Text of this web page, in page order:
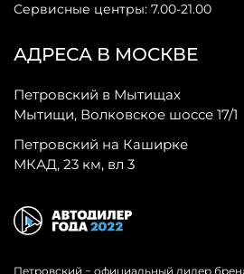
АДРЕСА В МОСКВЕ
Петровский в Мытищах
Мытищи, Волковское шоссе 17/1
Петровский на Каширке
МКАД, 23 км, вл 3
Сервисные центры: 7.00-21.00
Петровский − официальный дилер